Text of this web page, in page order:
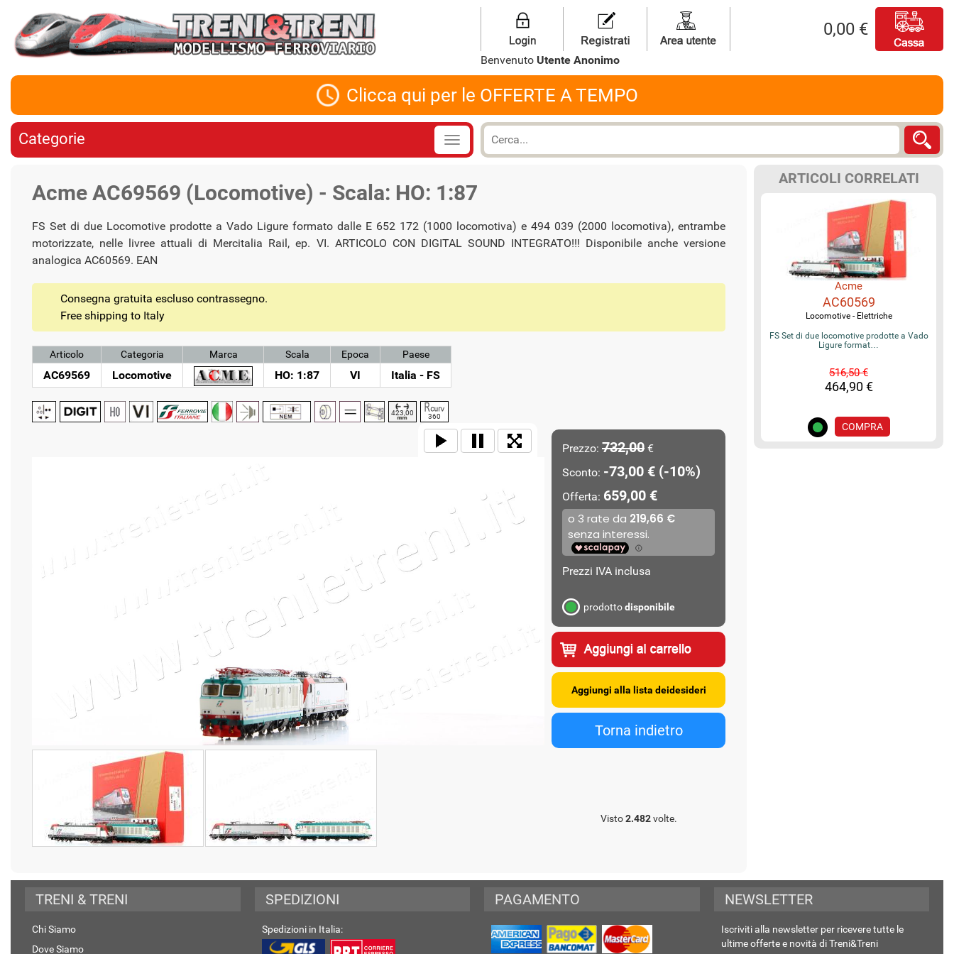
0,00 €
Benvenuto Utente Anonimo
Clicca qui per le OFFERTE A TEMPO
Categorie
Acme AC69569 (Locomotive) - Scala: HO: 1:87
FS Set di due Locomotive prodotte a Vado Ligure formato dalle E 652 172 (1000 locomotiva) e 494 039 (2000 locomotiva), entrambe
motorizzate, nelle livree attuali di Mercitalia Rail, ep. VI. ARTICOLO CON DIGITAL SOUND INTEGRATO!!! Disponibile anche versione
analogica AC60569. EAN
Consegna gratuita escluso contrassegno.
Free shipping to Italy
Articolo
AC69569
Categoria
Locomotive
Marca Scala
HO: 1:87
Epoca
VI
Paese
Italia - FS
423,00 360
Prezzo: 732,00 €
Sconto: -73,00 € (-10%)
Offerta: 659,00 €
Prezzi IVA inclusa
prodottodisponibile
Visto2.482volte.
ARTICOLI CORRELATI
Acme
AC60569
Locomotive - Elettriche
FS Set di due locomotive prodotte a Vado
Ligure format…
516,50 €
464,90 €
COMPRA
TRENI & TRENI
Chi Siamo
Dove Siamo
SPEDIZIONI
Spedizioni in Italia:
PAGAMENTO NEWSLETTER
Iscriviti alla newsletter per ricevere tutte le
ultime offerte e novità di Treni&Treni